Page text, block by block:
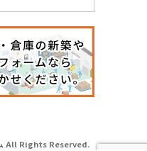
All Rights Reserved.